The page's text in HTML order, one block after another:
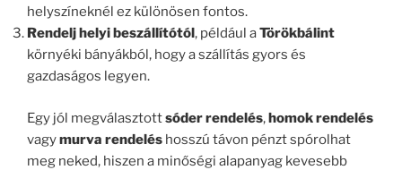
helyszíneknél ez különösen fontos.
Rendelj helyi beszállítótól, például aTörökbálint
környéki bányákból, hogy a szállítás gyors és
gazdaságos legyen.
Egy jól megválasztottsóder rendelés,homok rendelés
vagymurva rendelés hosszú távon pénzt spórolhat
meg neked, hiszen a minőségi alapanyag kevesebb